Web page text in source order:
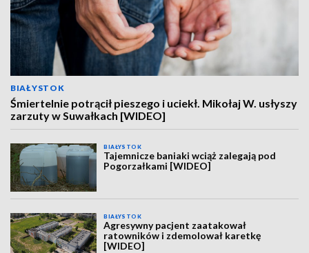
BIAŁYSTOK
Śmiertelnie potrącił pieszego i uciekł. Mikołaj W. usłyszy
zarzuty w Suwałkach [WIDEO]
BIAŁYSTOK
Tajemnicze baniaki wciąż zalegają pod
Pogorzałkami [WIDEO]
BIAŁYSTOK
Agresywny pacjent zaatakował
ratowników i zdemolował karetkę
[WIDEO]